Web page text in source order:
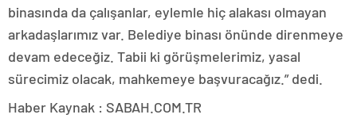
binasında da çalışanlar, eylemle hiç alakası olmayan
arkadaşlarımız var. Belediye binası önünde direnmeye
devam edeceğiz. Tabii ki görüşmelerimiz, yasal
sürecimiz olacak, mahkemeye başvuracağız.” dedi.
Haber Kaynak : SABAH.COM.TR